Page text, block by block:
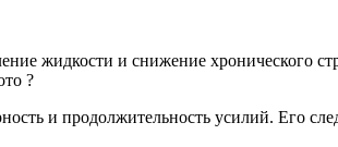
жидкости и снижение хронического
?
и продолжительность усилий. Его